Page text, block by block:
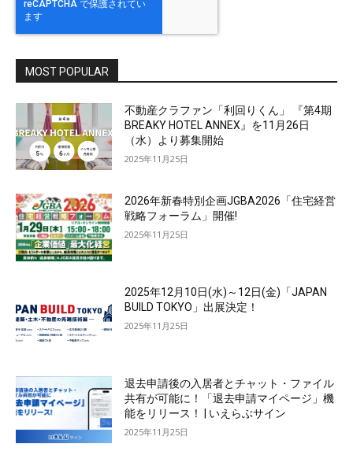
MOST POPULAR
不動産クラファン「利回りくん」 『第4期
BREAKY HOTEL ANNEX』を11月26日
（水）より募集開始
2025年11月25日
2026年新春特別企画JGBA2026「住宅経営
戦略フォーラム」開催!
2025年11月25日
2025年12月10日(水)～12日(金)「JAPAN
BUILD TOKYO」出展決定！
2025年11月25日
退去申請後の入居者とチャット・ファイル
共有が可能に！「退去申請マイページ」機
能をリリース！ | いえらぶサイン
2025年11月25日